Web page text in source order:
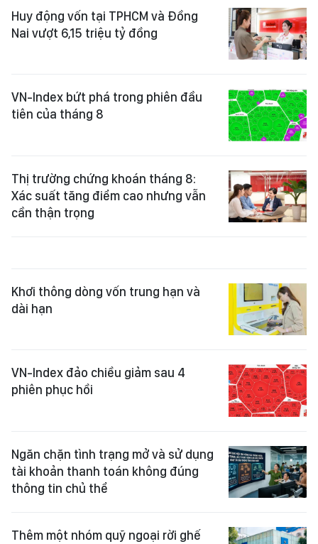
Huy động vốn tại TPHCM và Đồng
Nai vượt 6,15 triệu tỷ đồng
VN-Index bứt phá trong phiên đầu
tiên của tháng 8
Thị trường chứng khoán tháng 8:
Xác suất tăng điểm cao nhưng vẫn
cần thận trọng
Khơi thông dòng vốn trung hạn và
dài hạn
VN-Index đảo chiều giảm sau 4
phiên phục hồi
Ngăn chặn tình trạng mở và sử dụng
tài khoản thanh toán không đúng
thông tin chủ thể
Thêm một nhóm quỹ ngoại rời ghế